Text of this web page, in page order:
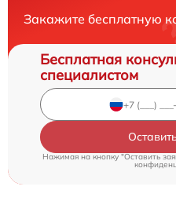
Закажите бесплатную
Бесплатная
специалистом
Нажимая на кнопку "Оставить